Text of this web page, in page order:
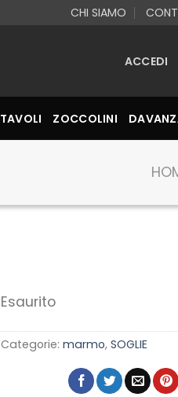
CHI SIAMO
ACCEDI
TAVOLI ZOCCOLINI
Esaurito
Categorie: marmo, SOGLIE